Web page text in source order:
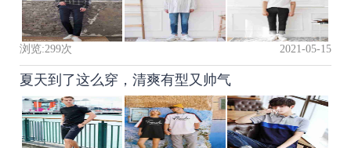
浏览:299次 2021-05-15
夏天到了这么穿，清爽有型又帅气